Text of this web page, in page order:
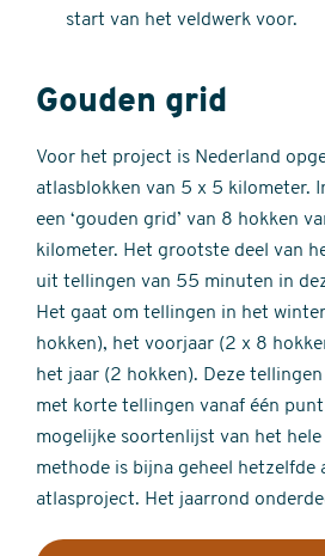
start van het veldwerk voor.
Gouden grid
Voor het project is Nederland
atlasblokken van 5 x 5 kilometer.
een ‘gouden grid’ van 8 hokken
kilometer. Het grootste deel van
uit tellingen van 55 minuten in
Het gaat om tellingen in het
hokken), het voorjaar (2 x 8
het jaar (2 hokken). Deze
met korte tellingen vanaf één
mogelijke soortenlijst van het
methode is bijna geheel hetzelfde
atlasproject. Het jaarrond